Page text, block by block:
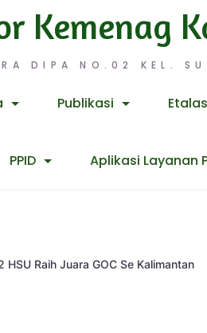
DIPA NO.02 KEL.
Kemenag
Publikasi
PPID Aplikasi Layanan
HSU Raih Juara GOC Se Kalimantan